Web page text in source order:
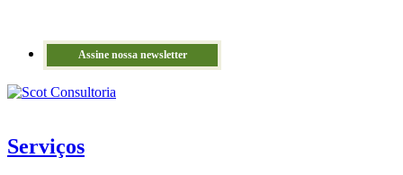
Assine nossa newsletter
Serviços